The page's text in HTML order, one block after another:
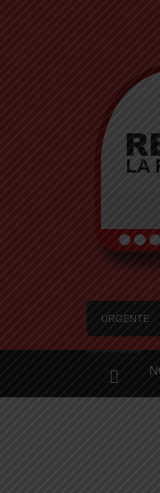
URGENTE
robo en Italia: «Quién